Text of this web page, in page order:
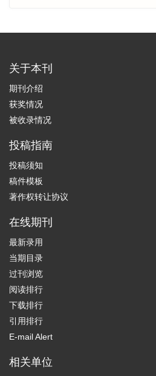
关于本刊
期刊介绍
获奖情况
被收录情况
投稿指南
投稿须知
稿件模板
著作权转让协议
在线期刊
最新录用
当期目录
过刊浏览
阅读排行
下载排行
引用排行
E-mail Alert
相关单位